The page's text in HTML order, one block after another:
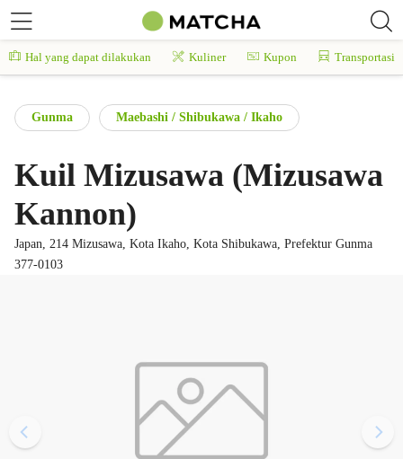
Hal yang dapat dilakukan Kuliner Kupon Transportasi
Gunma Maebashi / Shibukawa / Ikaho
Kuil Mizusawa (Mizusawa
Kannon)
Japan, 214 Mizusawa, Kota Ikaho, Kota Shibukawa, Prefektur Gunma
377-0103